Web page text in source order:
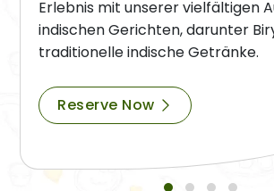
Erlebnis mit unserer vielfältigen
indischen Gerichten, darunter
traditionelle indische Getränke.
Reserve Now